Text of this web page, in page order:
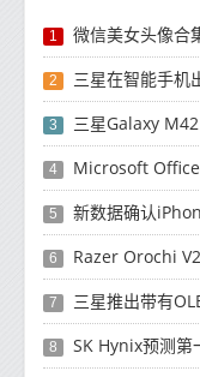
1 微信美女头像合
2 三星在智能手机
3 三星Galaxy
4 Microsoft
5 新数据确认
6 Razer Orochi
7 三星推出带有OLED显示屏
8 SK Hynix预测第一